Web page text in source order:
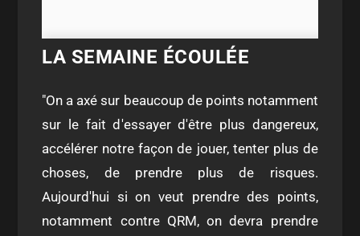
LA SEMAINE ÉCOULÉE
"On a axé sur beaucoup de points notamment
sur le fait d'essayer d'être plus dangereux,
accélérer notre façon de jouer, tenter plus de
choses, de prendre plus de risques.
Aujourd'hui si on veut prendre des points,
notamment contre QRM, on devra prendre